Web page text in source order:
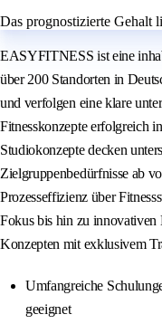
Das prognostizierte Gehalt
EASYFITNESS ist eine
über 200 Standorten in
und verfolgen eine klare
Fitnesskonzepte erfolgreich
Studiokonzepte decken
Zielgruppenbedürfnisse ab
Prozesseffizienz über
Fokus bis hin zu
Konzepten mit exklusivem
Umfangreiche
geeignet